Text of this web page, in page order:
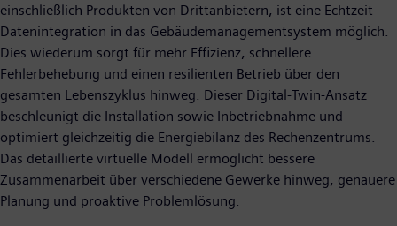
einschließlich Produkten von Drittanbietern, ist eine Echtzeit-
Datenintegration in das Gebäudemanagementsystem möglich.
Dies wiederum sorgt für mehr Effizienz, schnellere
Fehlerbehebung und einen resilienten Betrieb über den
gesamten Lebenszyklus hinweg. Dieser Digital-Twin-Ansatz
beschleunigt die Installation sowie Inbetriebnahme und
optimiert gleichzeitig die Energiebilanz des Rechenzentrums.
Das detaillierte virtuelle Modell ermöglicht bessere
Zusammenarbeit über verschiedene Gewerke hinweg, genauere
Planung und proaktive Problemlösung.